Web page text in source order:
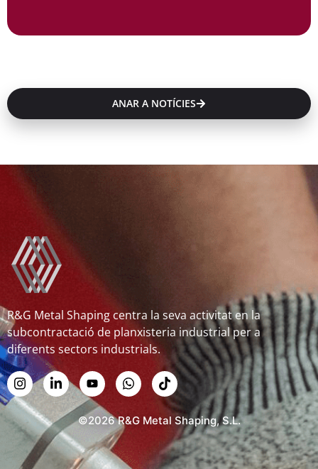
ANAR A NOTÍCIES
R&G Metal Shaping centra la seva activitat en la
subcontractació de planxisteria industrial per a
diferents sectors industrials.
©2026 R&G Metal Shaping, S.L.